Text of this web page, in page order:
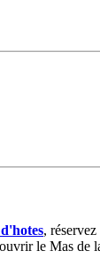
, réservez
le Mas de